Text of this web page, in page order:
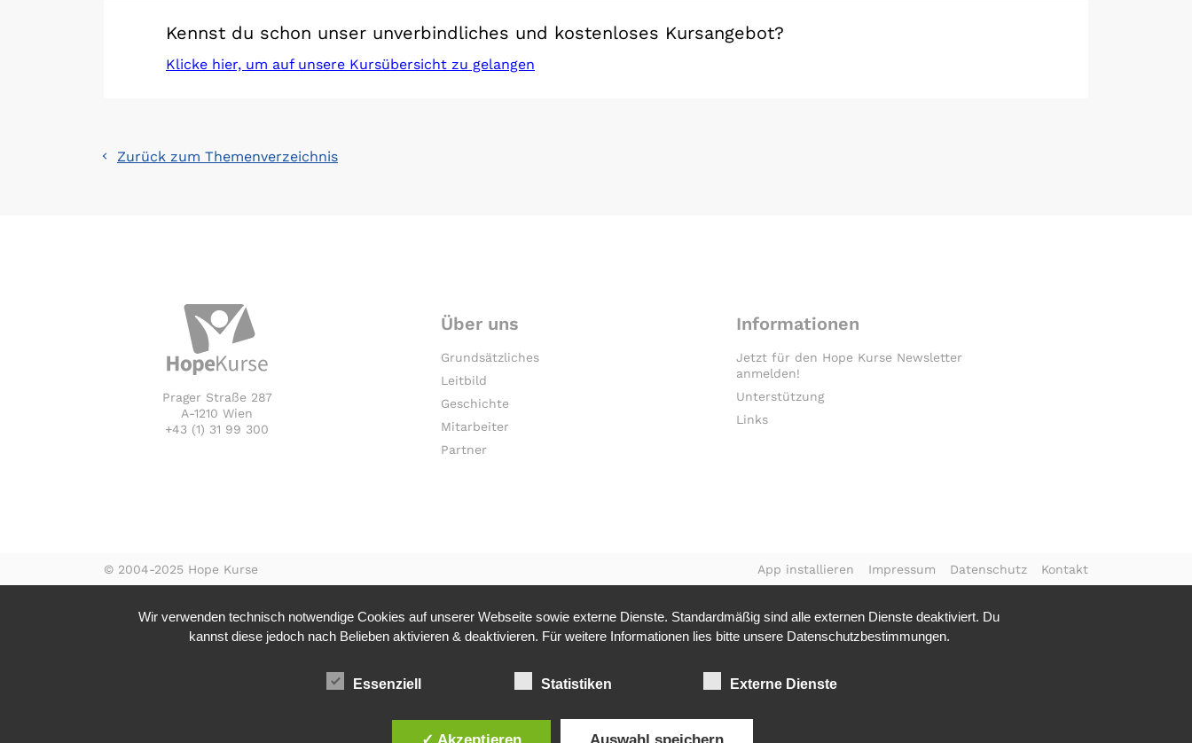
Kennst du schon unser unverbindliches und kostenloses Kursangebot?
Klicke hier, um auf unsere Kursübersicht zu gelangen
Zurück zum Themenverzeichnis
Prager Straße 287
A-1210 Wien
+43 (1) 31 99 300
Über uns
Grundsätzliches
Leitbild
Geschichte
Mitarbeiter
Partner
Informationen
Jetzt für den Hope Kurse Newsletter
anmelden!
Unterstützung
Links
© 2004-2025 Hope Kurse App installieren Impressum Datenschutz Kontakt
Wir verwenden technisch notwendige Cookies auf unserer Webseite sowie externe Dienste. Standardmäßig sind alle externen Dienste deaktiviert. Du
kannst diese jedoch nach Belieben aktivieren & deaktivieren. Für weitere Informationen lies bitte unsere Datenschutzbestimmungen.
Essenziell Statistiken Externe Dienste
✓ Akzeptieren Auswahl speichern